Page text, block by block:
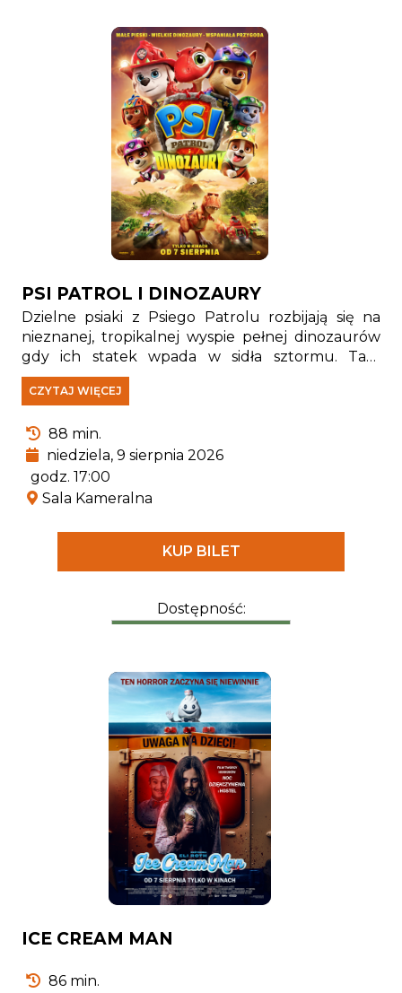
PSI PATROL I DINOZAURY
Dzielne psiaki z Psiego Patrolu rozbijają się na
nieznanej, tropikalnej wyspie pełnej dinozaurów
gdy ich statek wpada w sidła sztormu. Tam
spotykają Rexa — szczeniaka, który od lat jest
uwięziony na wyspie i stał się prawdziwym
pradawnymi gadami.
CZYTAJ WIĘCEJ
88 min.
niedziela, 9 sierpnia 2026
godz. 17:00
Sala Kameralna
KUP BILET
Dostępność:
ICE CREAM MAN
86 min.